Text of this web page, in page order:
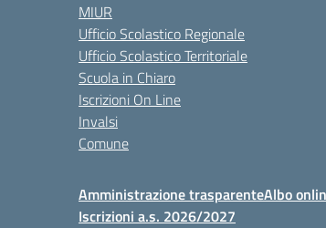
MIUR
Ufficio Scolastico Regionale
Ufficio Scolastico Territoriale
Scuola in Chiaro
Iscrizioni On Line
Invalsi
Comune
Amministrazione trasparenteAlbo
Iscrizioni a.s. 2026/2027